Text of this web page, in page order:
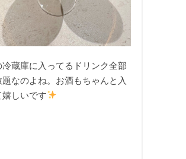
蔵庫に入ってるドリンク全部
なのよね。お酒もちゃんと入
嬉しいです